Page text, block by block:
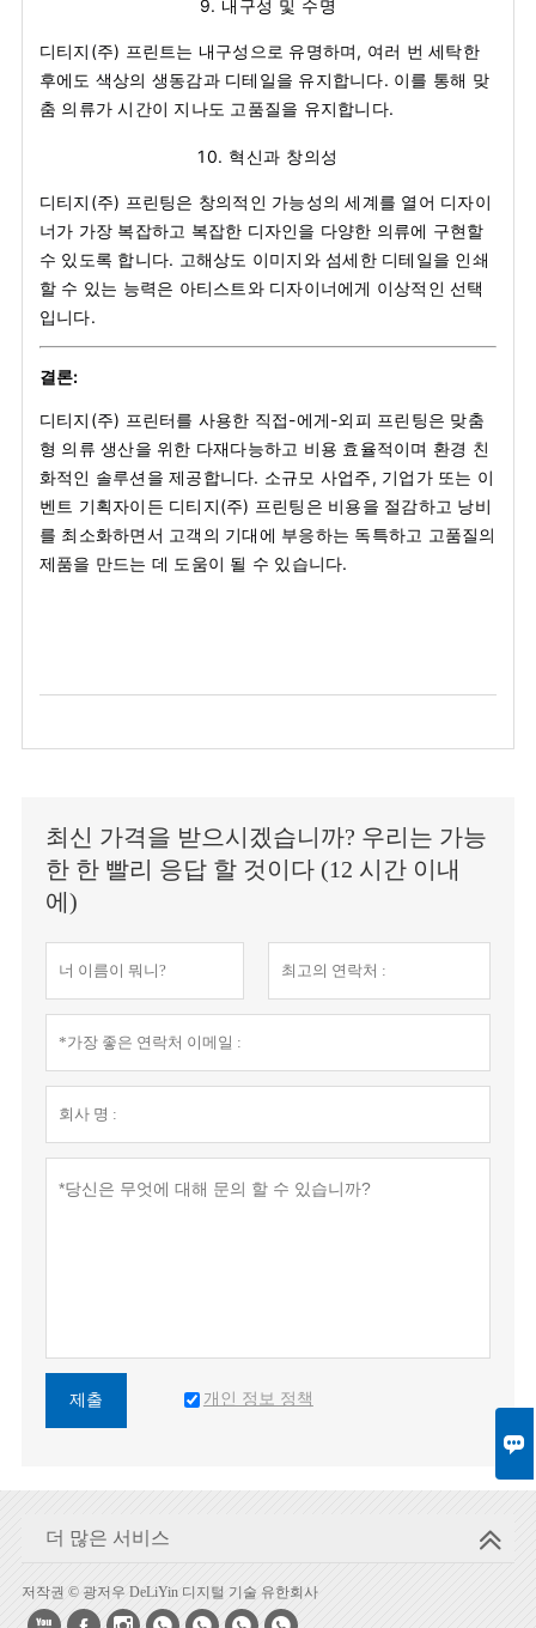

9. 내구성 및 수명
디티지(주) 프린트는 내구성으로 유명하며, 여러 번 세탁한
후에도 색상의 생동감과 디테일을 유지합니다. 이를 통해 맞
춤 의류가 시간이 지나도 고품질을 유지합니다.
10. 혁신과 창의성
디티지(주) 프린팅은 창의적인 가능성의 세계를 열어 디자이
너가 가장 복잡하고 복잡한 디자인을 다양한 의류에 구현할
수 있도록 합니다. 고해상도 이미지와 섬세한 디테일을 인쇄
할 수 있는 능력은 아티스트와 디자이너에게 이상적인 선택
입니다.
결론:
디티지(주) 프린터를 사용한 직접-에게-외피 프린팅은 맞춤
형 의류 생산을 위한 다재다능하고 비용 효율적이며 환경 친
화적인 솔루션을 제공합니다. 소규모 사업주, 기업가 또는 이
벤트 기획자이든 디티지(주) 프린팅은 비용을 절감하고 낭비
를 최소화하면서 고객의 기대에 부응하는 독특하고 고품질의
제품을 만드는 데 도움이 될 수 있습니다.
최신 가격을 받으시겠습니까? 우리는 가능
한 한 빨리 응답 할 것이다 (12 시간 이내
에)
제출 개인 정보 정책
더 많은 서비스
저작권 © 광저우 DeLiYin 디지털 기술 유한회사